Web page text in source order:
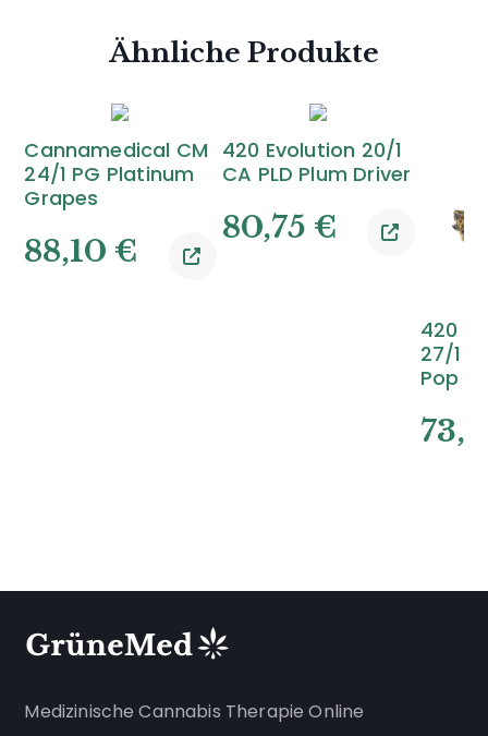
Ähnliche Produkte
Cannamedical CM
24/1 PG Platinum
Grapes
88,10 €
420 Evolution 20/1
CA PLD Plum Driver
80,75 €
420
27/1
Pop
Medizinische Cannabis Therapie Online